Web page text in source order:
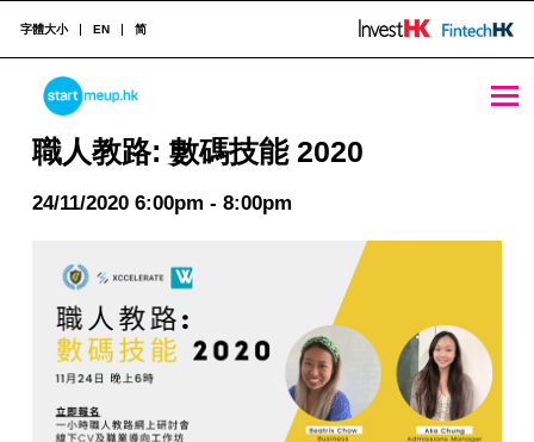
職人教路: 數碼技能 2020 - StartmeupHK
STARTMEUPHK
STARTMEUPHK FESTIVAL IS THE LEADING STARTUP AND INNOVATION CONFERENCE EVENT IN HONG KONG
字體大小 EN 简
職人教路: 數碼技能 2020
24/11/2020 6:00pm - 8:00pm